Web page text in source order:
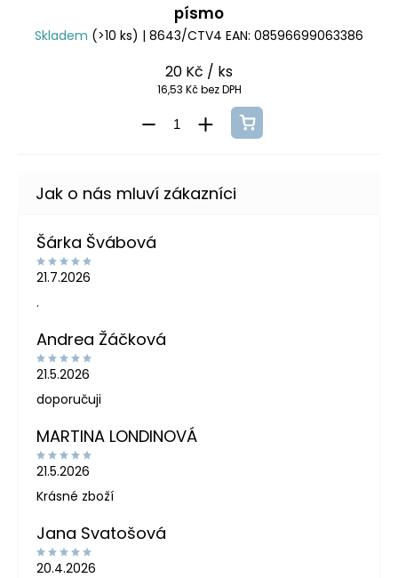
písmo
Skladem (>10 ks) | 8643/CTV4 EAN: 08596699063386
20 Kč / ks
16,53 Kč bez DPH
Šárka Švábová
21.7.2026
.
Andrea Žáčková
21.5.2026
doporučuji
MARTINA LONDINOVÁ
21.5.2026
Krásné zboží
Jana Svatošová
20.4.2026